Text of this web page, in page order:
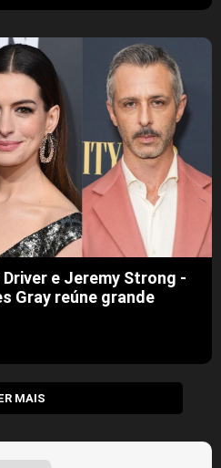
e Jeremy Strong -
Gray reúne grande
MAIS